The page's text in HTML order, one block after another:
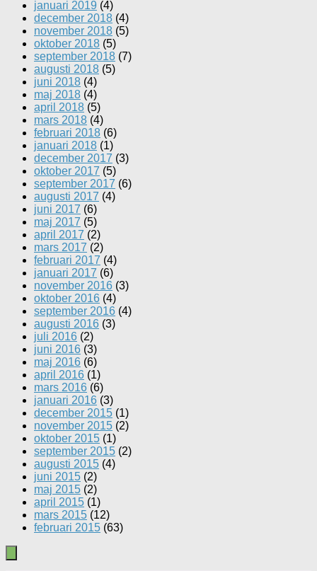
januari 2019 (4)
december 2018 (4)
november 2018 (5)
oktober 2018 (5)
september 2018 (7)
augusti 2018 (5)
juni 2018 (4)
maj 2018 (4)
april 2018 (5)
mars 2018 (4)
februari 2018 (6)
januari 2018 (1)
december 2017 (3)
oktober 2017 (5)
september 2017 (6)
augusti 2017 (4)
juni 2017 (6)
maj 2017 (5)
april 2017 (2)
mars 2017 (2)
februari 2017 (4)
januari 2017 (6)
november 2016 (3)
oktober 2016 (4)
september 2016 (4)
augusti 2016 (3)
juli 2016 (2)
juni 2016 (3)
maj 2016 (6)
april 2016 (1)
mars 2016 (6)
januari 2016 (3)
december 2015 (1)
november 2015 (2)
oktober 2015 (1)
september 2015 (2)
augusti 2015 (4)
juni 2015 (2)
maj 2015 (2)
april 2015 (1)
mars 2015 (12)
februari 2015 (63)